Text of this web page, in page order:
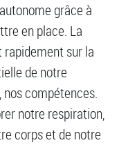
grâce à
en place. La
sur la
de notre
compétences.
notre respiration,
corps et de notre